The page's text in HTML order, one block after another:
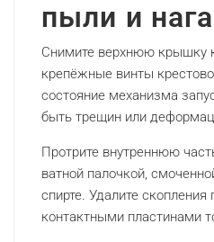
пыли и
Снимите верхнюю крышку
крепёжные винты
состояние механизма
быть трещин или
Протрите внутреннюю
ватной палочкой,
спирте. Удалите
контактными пластинами